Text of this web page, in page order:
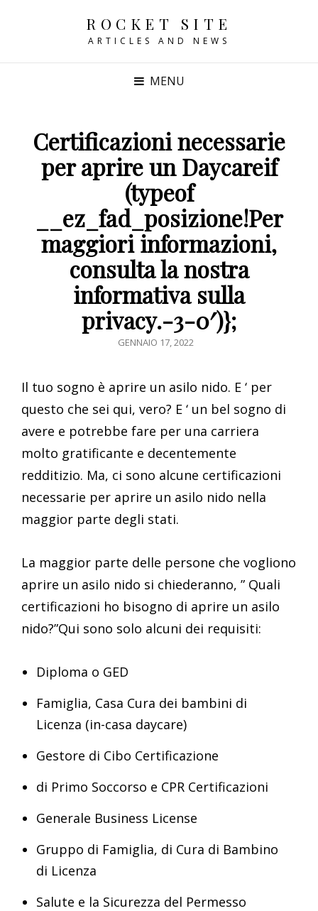
ROCKET SITE
ARTICLES AND NEWS
MENU
Certificazioni necessarie
per aprire un Daycareif
(typeof
__ez_fad_posizione!Per
maggiori informazioni,
consulta la nostra
informativa sulla
privacy.-3-0′)};
POSTED
GENNAIO 17, 2022
Il tuo sogno è aprire un asilo nido. E ‘ per
questo che sei qui, vero? E ‘ un bel sogno di
avere e potrebbe fare per una carriera
molto gratificante e decentemente
redditizio. Ma, ci sono alcune certificazioni
necessarie per aprire un asilo nido nella
maggior parte degli stati.
La maggior parte delle persone che vogliono
aprire un asilo nido si chiederanno, ” Quali
certificazioni ho bisogno di aprire un asilo
nido?”Qui sono solo alcuni dei requisiti:
Diploma o GED
Famiglia, Casa Cura dei bambini di
Licenza (in-casa daycare)
Gestore di Cibo Certificazione
di Primo Soccorso e CPR Certificazioni
Generale Business License
Gruppo di Famiglia, di Cura di Bambino
di Licenza
Salute e la Sicurezza del Permesso